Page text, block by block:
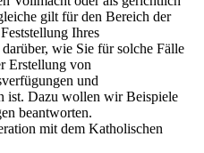
gilt für den Bereich der
Ihres
wie Sie für solche Fälle
Erstellung von
und
ist. Dazu wollen wir Beispiele
beantworten.
mit dem Katholischen